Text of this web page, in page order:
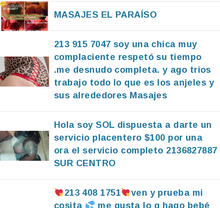
MASAJES EL PARAÍSO
213 915 7047 soy una chica muy
complaciente respetó su tiempo
.me desnudo completa. y ago trios
trabajo todo lo que es los anjeles y
sus alrededores Masajes
Hola soy SOL dispuesta a darte un
servicio placentero $100 por una
ora el servicio completo 2136827887
SUR CENTRO
213 408 1751
ven y prueba mi
cosita
me gusta lo q hago bebé